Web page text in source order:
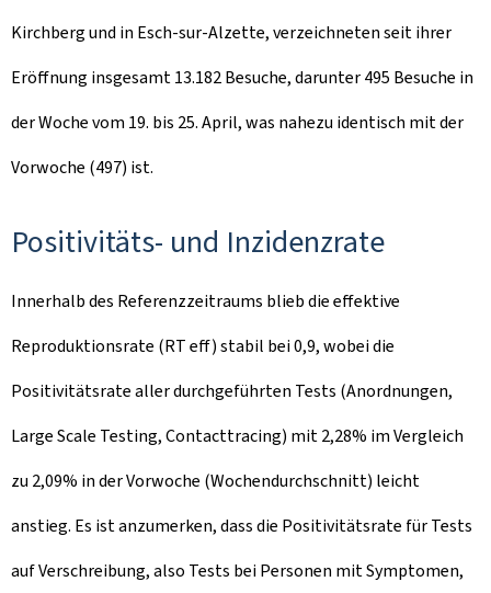
Kirchberg und in Esch-sur-Alzette, verzeichneten seit ihrer
Eröffnung insgesamt 13.182 Besuche, darunter 495 Besuche in
der Woche vom 19. bis 25. April, was nahezu identisch mit der
Vorwoche (497) ist.
Positivitäts- und Inzidenzrate
Innerhalb des Referenzzeitraums blieb die effektive
Reproduktionsrate (RT eff) stabil bei 0,9, wobei die
Positivitätsrate aller durchgeführten Tests (Anordnungen,
Large Scale Testing, Contacttracing) mit 2,28% im Vergleich
zu 2,09% in der Vorwoche (Wochendurchschnitt) leicht
anstieg. Es ist anzumerken, dass die Positivitätsrate für Tests
auf Verschreibung, also Tests bei Personen mit Symptomen,